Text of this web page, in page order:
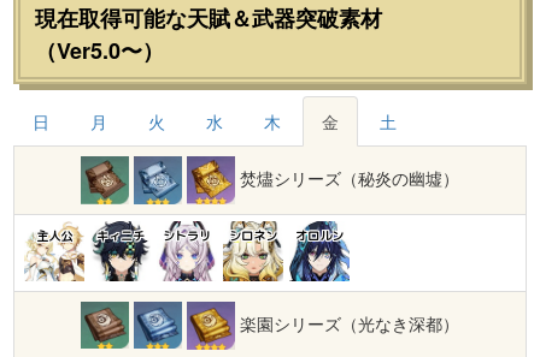
現在取得可能な天賦＆武器突破素材
（Ver5.0〜）
日 月 火 水 木 金 土
焚燼シリーズ（秘炎の幽墟）
主人公 キィニチ シトラリ シロネン オロルン
楽園シリーズ（光なき深都）